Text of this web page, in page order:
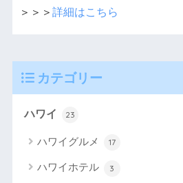
＞＞＞ 詳細はこちら
カテゴリー
ハワイ 23
ハワイグルメ 17
ハワイホテル 3